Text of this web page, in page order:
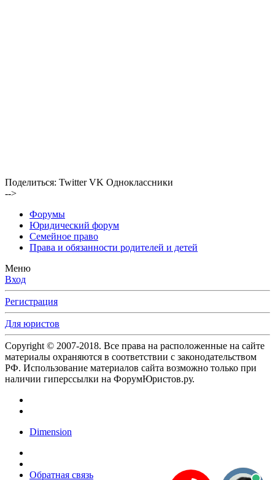
Поделиться: Twitter VK Одноклассники
-->
Форумы
Юридический форум
Семейное право
Права и обязанности родителей и детей
Меню
Вход
Регистрация
Для юристов
Copyright © 2007-2018. Все права на расположенные на сайте
материалы охраняются в соответствии с законодательством
РФ. Использование материалов сайта возможно только при
наличии гиперссылки на ФорумЮристов.ру.
Dimension
Обратная связь